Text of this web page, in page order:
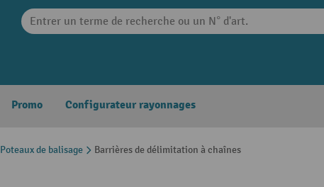
Promo Configurateur rayonnages
Poteaux de balisage Barrières de délimitation à chaînes